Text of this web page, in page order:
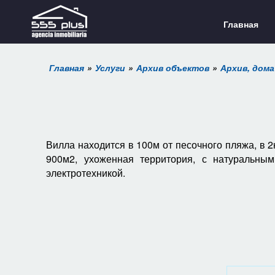
Главная
Главная Услуги Архив объектов Архив,
Вилла находится в 100м от песочного пляжа, в
900м2, ухоженная территория, с
электротехникой.